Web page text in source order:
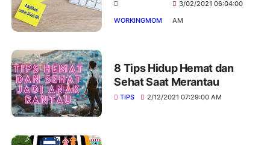
WORKINGMOM
3/02/2021 06:04:00
AM
8 Tips Hidup Hemat dan
Sehat Saat Merantau
TIPS 2/12/2021 07:29:00 AM